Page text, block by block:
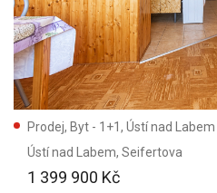
Prodej, Byt - 1+1, Ústí nad Labem
Ústí nad Labem, Seifertova
1 399 900 Kč